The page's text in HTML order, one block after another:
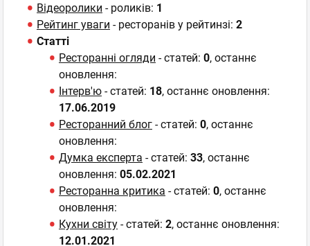
Відеоролики - роликів: 1
Рейтинг уваги - ресторанів у рейтинзі: 2
Статті
Ресторанні огляди - статей: 0, останнє
оновлення:
Інтерв'ю - статей: 18, останнє оновлення:
17.06.2019
Ресторанний блог - статей: 0, останнє
оновлення:
Думка експерта - статей: 33, останнє
оновлення: 05.02.2021
Ресторанна критика - статей: 0, останнє
оновлення:
Кухни світу - статей: 2, останнє оновлення:
12.01.2021